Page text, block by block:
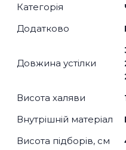
Категорія
Додатково
Довжина устілки
Висота халяви
Внутрішній матеріал
Висота підборів, см